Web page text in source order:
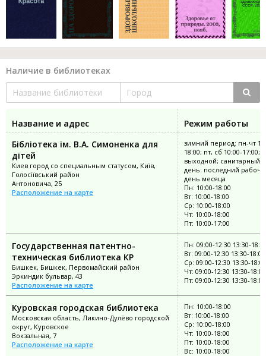
Наличие в библиотеках
Название и адрес
Режим работы
Бібліотека ім. В.А. Симоненка для
дітей
Киев город со специальным статусом, Київ,
Голосіївський район
Антоновича, 25
Расположение на карте
зимний период: пн-чт
18:00; пт, сб 10:00-17:00;
выходной; санитарный
день: последний
день месяца
Пн: 10:00-18:00
Вт: 10:00-18:00
Ср: 10:00-18:00
Чт: 10:00-18:00
Пт: 10:00-17:00
Государственная патентно-
техническая библиотека КР
Бишкек, Бишкек, Первомайский район
Эркиндик бульвар, 43
Расположение на карте
Пн: 09:00-12:30 13:30-
Вт: 09:00-12:30 13:30-18:00
Ср: 09:00-12:30 13:30-18:00
Чт: 09:00-12:30 13:30-18:00
Пт: 09:00-12:30 13:30-18:00
Куровская городская библиотека
Московская область, Ликино-Дулёво городской
округ, Куровское
Вокзальная, 7
Расположение на карте
Пн: 10:00-18:00
Вт: 10:00-18:00
Ср: 10:00-18:00
Чт: 10:00-18:00
Пт: 10:00-18:00
Вс: 10:00-18:00